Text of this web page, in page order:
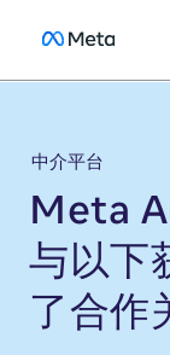
中介平台
Meta
与以下
了合作